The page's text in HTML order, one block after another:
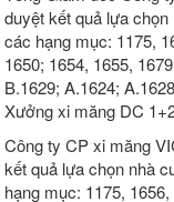
duyệt kết quả lựa
các hạng mục: 1175,
1650; 1654, 1655,
B.1629; A.1624;
Xưởng xi măng DC
Công ty CP xi măng
kết quả lựa chọn nhà
hạng mục: 1175,